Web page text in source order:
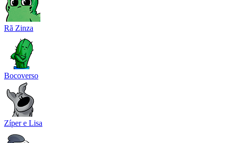
Rã Zinza
Bocoverso
Zíper e Lisa